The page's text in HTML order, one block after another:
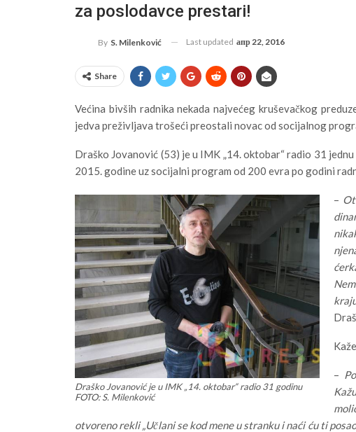
za poslodavce prestari!
By S. Milenković Last updated апр 22, 2016
Share
Većina bivših radnika nekada najvećeg kruševačkog
jedva preživljava trošeći preostali novac od socijalnog
Draško Jovanović (53) je u IMK „14. oktobar“ radio 31
2015. godine uz socijalni program od 200 evra po godini
Draško Jovanović je u IMK „14. oktobar“ radio 31 godinu
FOTO: S. Milenković
–
–
otvoreno rekli „Učlani se kod mene u stranku i naći ću ti